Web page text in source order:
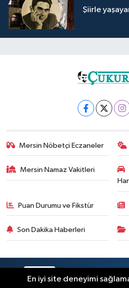
Şiirle
Mersin Nöbetçi Eczaneler
Mersin Namaz Vakitleri
Puan Durumu ve Fikstür
Son Dakika Haberleri
RSS Copyright ©
En iyi site deneyimi